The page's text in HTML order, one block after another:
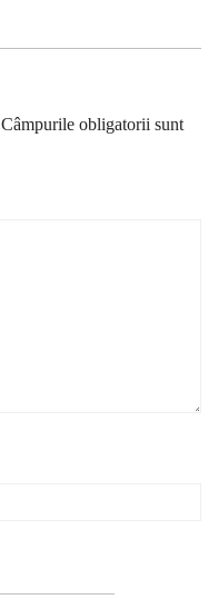
Câmpurile obligatorii sunt